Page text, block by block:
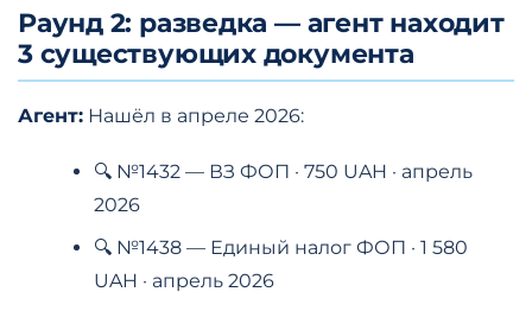
Раунд 2: разведка — агент находит
3 существующих документа
Агент: Нашёл в апреле 2026:
🔍 №1432 — ВЗ ФОП · 750 UAH · апрель
2026
🔍 №1438 — Единый налог ФОП · 1 580
UAH · апрель 2026